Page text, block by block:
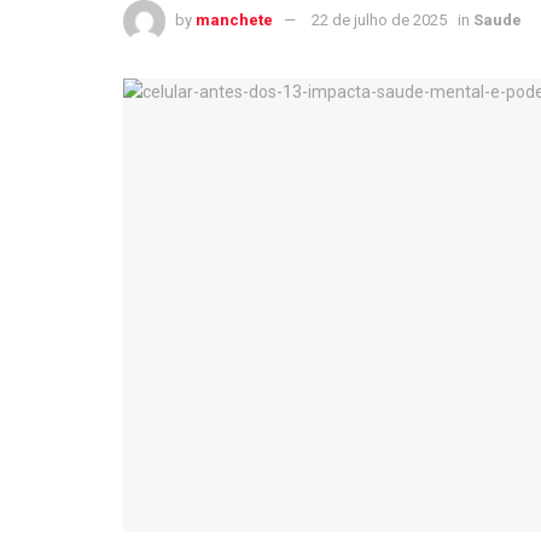
by manchete 22 de julho de 2025 in Saude